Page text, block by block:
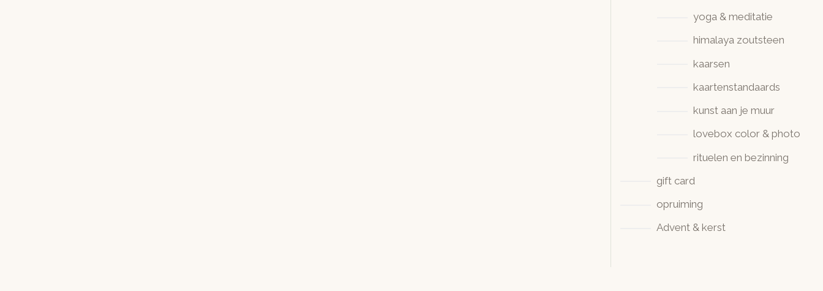
yoga & meditatie
himalaya zoutsteen
kaarsen
kaartenstandaards
kunst aan je muur
lovebox color & photo
rituelen en bezinning
gift card
opruiming
Advent & kerst